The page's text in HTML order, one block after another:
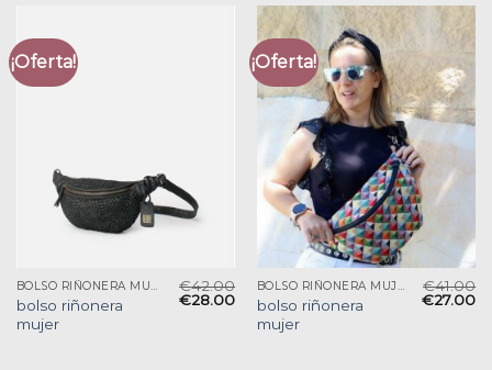
¡Oferta!
BOLSO RIÑONERA MUJER
bolso riñonera
mujer
€42.00
€28.00
¡Oferta!
BOLSO RIÑONERA MUJER
bolso riñonera
mujer
€41.00
€27.00